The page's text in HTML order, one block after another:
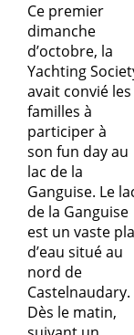
Ce premier
dimanche
d’octobre, la
Yachting
avait convié les
familles à
participer à
son fun day au
lac de la
Ganguise. Le
de la Ganguise
est un vaste
d’eau situé au
nord de
Castelnaudary.
Dès le matin,